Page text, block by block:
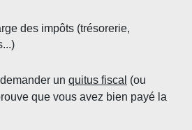
des impôts (trésorerie,
un quitus fiscal (ou
que vous avez bien payé la